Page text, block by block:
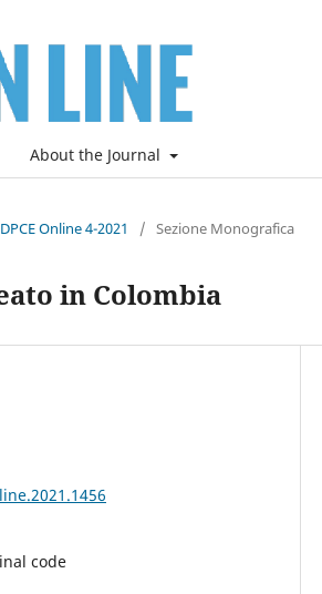
About the Journal
Online 4-2021 / Sezione Monografica
in Colombia
code